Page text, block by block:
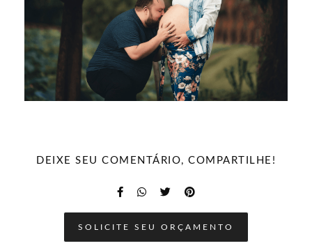
DEIXE SEU COMENTÁRIO, COMPARTILHE!
SOLICITE SEU ORÇAMENTO